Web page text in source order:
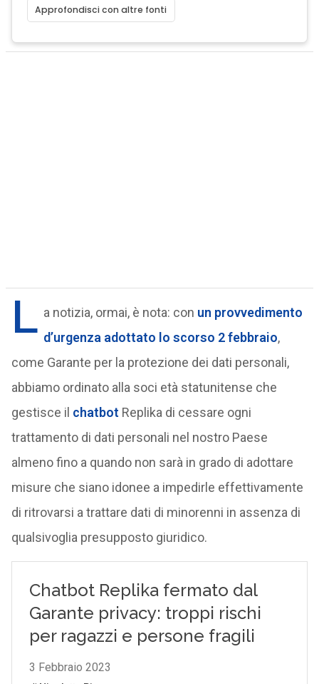
Approfondisci con altre fonti
L a notizia, ormai, è nota: con un provvedimento
d’urgenza adottato lo scorso 2 febbraio,
come Garante per la protezione dei dati personali,
abbiamo ordinato alla soci età statunitense che
gestisce il chatbot Replika di cessare ogni
trattamento di dati personali nel nostro Paese
almeno fino a quando non sarà in grado di adottare
misure che siano idonee a impedirle effettivamente
di ritrovarsi a trattare dati di minorenni in assenza di
qualsivoglia presupposto giuridico.